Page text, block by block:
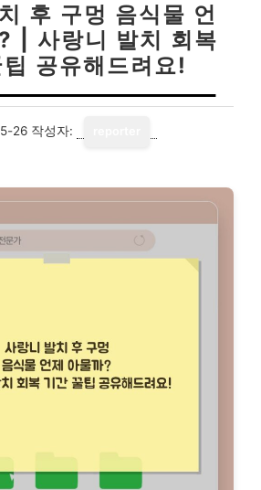
후 구멍 음식물 언
| 사랑니 발치 회복
공유해드려요!
26 작성자: